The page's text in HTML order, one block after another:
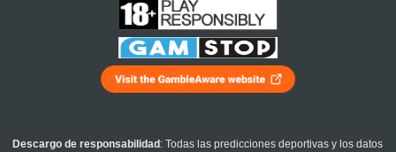
Descargo de responsabilidad : Todas las predicciones deportivas y los datos